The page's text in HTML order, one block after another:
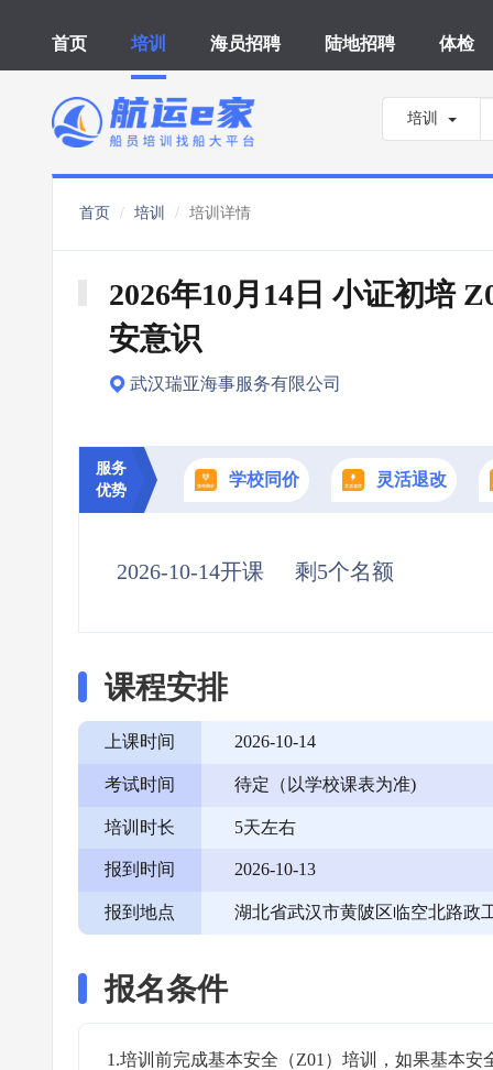
首页 培训 海员招聘 陆地招聘 体检
培训
首页 培训 培训详情
2026年10月14日 小证初培
安意识
武汉瑞亚海事服务有限公司
服务
优势
学校同价 灵活退改
2026-10-14开课 剩5个名额
课程安排
上课时间 2026-10-14
考试时间 待定（以学校课表为准)
培训时长 5天左右
报到时间 2026-10-13
报到地点 湖北省武汉市黄陂区临空北路政
报名条件
1.培训前完成基本安全（Z01）培训，如果基本